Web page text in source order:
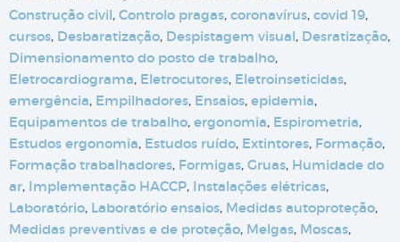
Construção civil, Controlo pragas, coronavírus, covid 19,
cursos, Desbaratização, Despistagem visual, Desratização,
Dimensionamento do posto de trabalho,
Eletrocardiograma, Eletrocutores, Eletroinseticidas,
emergência, Empilhadores, Ensaios, epidemia,
Equipamentos de trabalho, ergonomia, Espirometria,
Estudos ergonomia, Estudos ruído, Extintores, Formação,
Formação trabalhadores, Formigas, Gruas, Humidade do
ar, Implementação HACCP, Instalações elétricas,
Laboratório, Laboratório ensaios, Medidas autoproteção,
Medidas preventivas e de proteção, Melgas, Moscas,